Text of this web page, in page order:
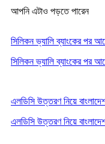
আপনি এটাও পড়তে পারেন
সিলিকন ভ্যালি ব্যাংকের পর
সিলিকন ভ্যালি ব্যাংকের পর
এলডিসি উত্তরণ নিয়ে বাংলাদেশ
এলডিসি উত্তরণ নিয়ে বাংলাদেশ